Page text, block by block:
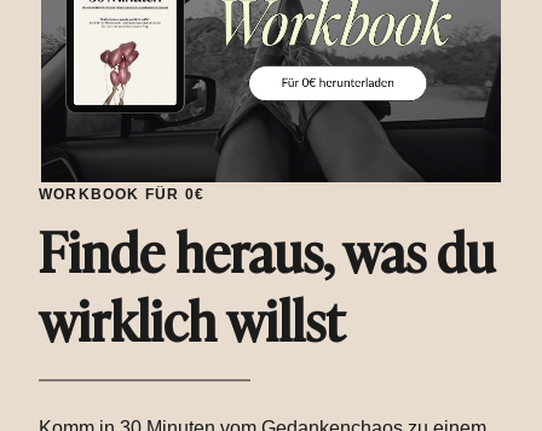
WORKBOOK FÜR 0€
Finde heraus, was du
wirklich willst